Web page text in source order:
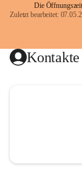
Die
Zuletzt bearbeitet:
Kontakte